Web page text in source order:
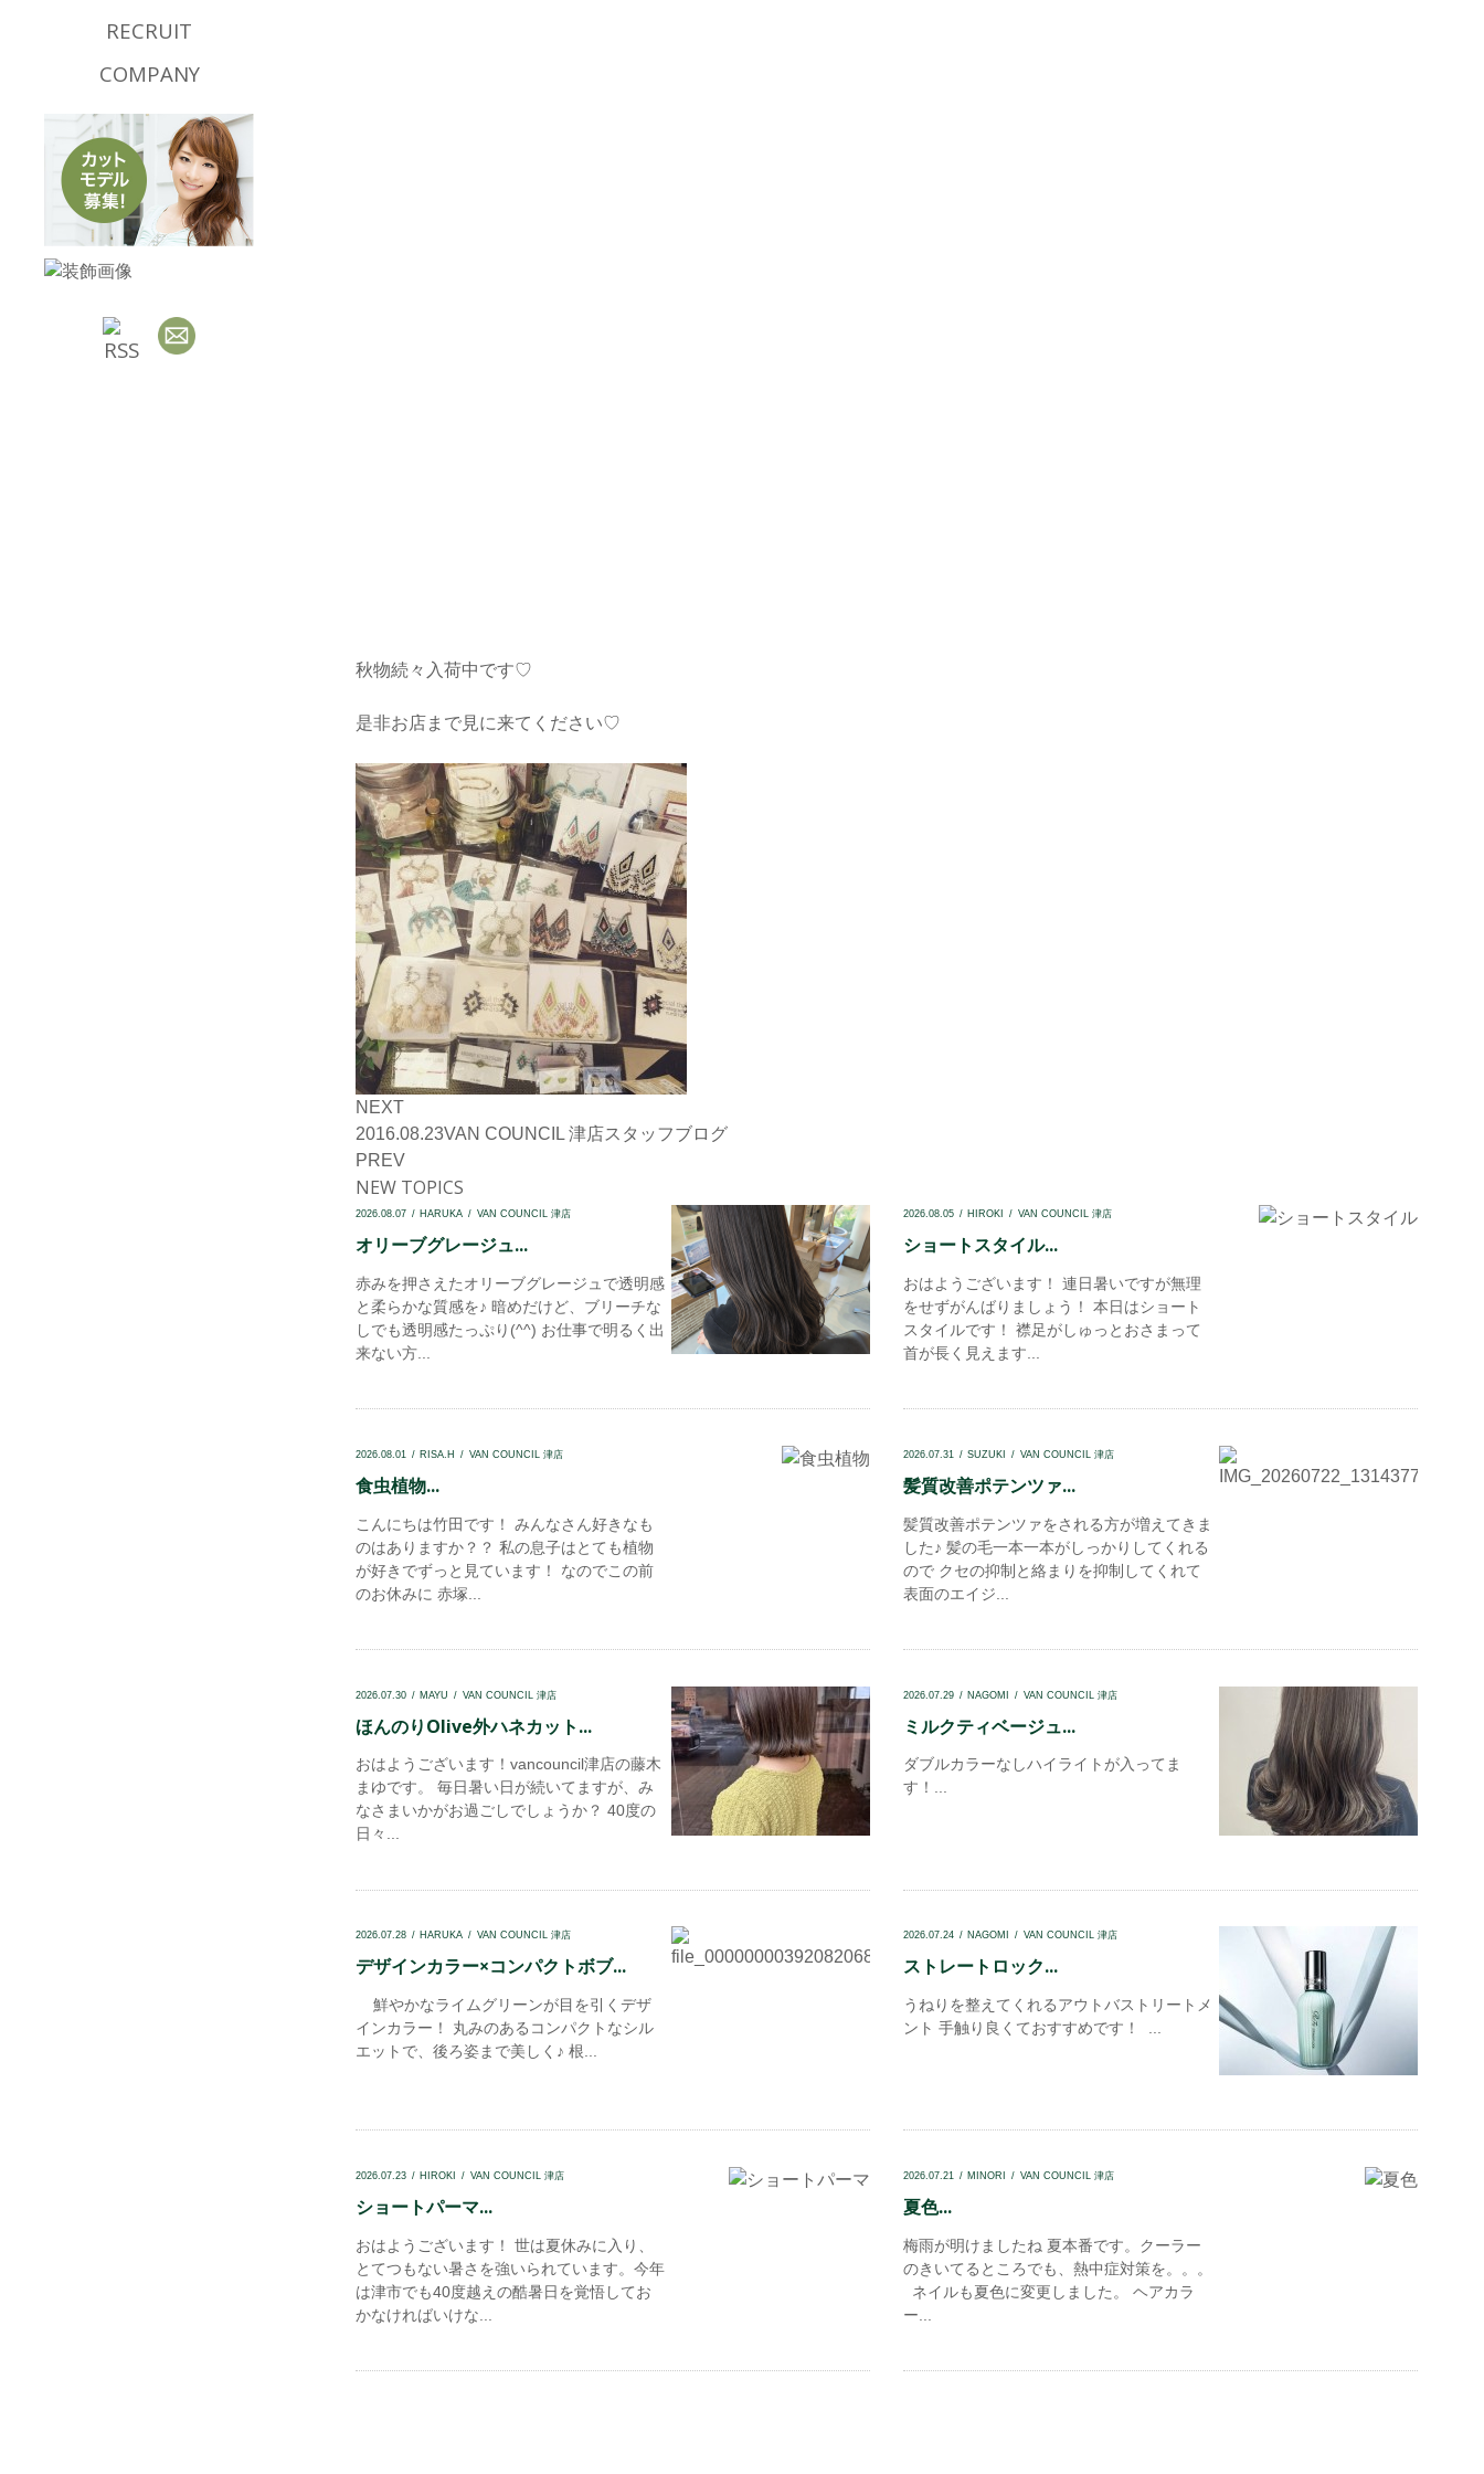
秋物続々入荷中です♡
是非お店まで見に来てください♡
NEXT
2016.08.23VAN COUNCIL 津店スタッフブログ
PREV
NEW TOPICS
2026.08.07 HARUKA VAN COUNCIL 津店
オリーブグレージュ...
赤みを押さえたオリーブグレージュで透明感
と柔らかな質感を♪ 暗めだけど、ブリーチな
しでも透明感たっぷり(^^) お仕事で明るく出
来ない方...
2026.08.05 HIROKI VAN COUNCIL 津店
ショートスタイル...
おはようございます！ 連日暑いですが無理
をせずがんばりましょう！ 本日はショート
スタイルです！ 襟足がしゅっとおさまって
首が長く見えます...
2026.08.01 RISA.H VAN COUNCIL 津店
食虫植物...
こんにちは竹田です！ みんなさん好きなも
のはありますか？？ 私の息子はとても植物
が好きでずっと見ています！ なのでこの前
のお休みに 赤塚...
2026.07.31 SUZUKI VAN COUNCIL 津店
髪質改善ポテンツァ...
髪質改善ポテンツァをされる方が増えてきま
した♪ 髪の毛一本一本がしっかりしてくれる
ので クセの抑制と絡まりを抑制してくれて
表面のエイジ...
2026.07.30 MAYU VAN COUNCIL 津店
ほんのりOlive外ハネカット...
おはようございます！vancouncil津店の藤木
まゆです。 毎日暑い日が続いてますが、み
なさまいかがお過ごしでしょうか？ 40度の
日々...
2026.07.29 NAGOMI VAN COUNCIL 津店
ミルクティベージュ...
ダブルカラーなしハイライトが入ってま
す！...
2026.07.28 HARUKA VAN COUNCIL 津店
デザインカラー×コンパクトボブ...
鮮やかなライムグリーンが目を引くデザ
インカラー！ 丸みのあるコンパクトなシル
エットで、後ろ姿まで美しく♪ 根...
2026.07.24 NAGOMI VAN COUNCIL 津店
ストレートロック...
うねりを整えてくれるアウトバストリートメ
ント 手触り良くておすすめです！ ...
2026.07.23 HIROKI VAN COUNCIL 津店
ショートパーマ...
おはようございます！ 世は夏休みに入り、
とてつもない暑さを強いられています。今年
は津市でも40度越えの酷暑日を覚悟してお
かなければいけな...
2026.07.21 MINORI VAN COUNCIL 津店
夏色...
梅雨が明けましたね 夏本番です。クーラー
のきいてるところでも、熱中症対策を。。。
ネイルも夏色に変更しました。 ヘアカラ
ー...
RECRUIT
COMPANY